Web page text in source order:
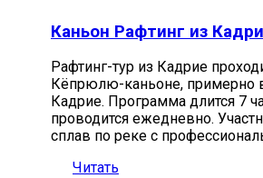
Каньон Рафтинг из
Рафтинг-тур из Кадрие
Кёпрюлю-каньоне, примерно
Кадрие. Программа длится 7
проводится ежедневно.
сплав по реке с
Читать